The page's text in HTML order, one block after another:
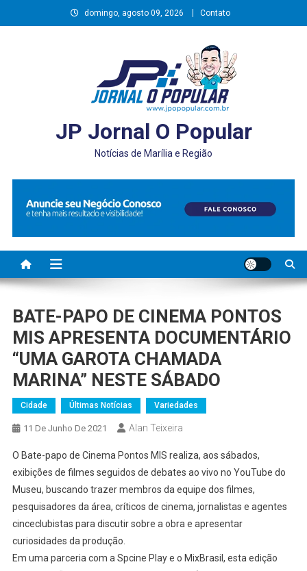
to
domingo, agosto 09, 2026 Contato
JP Jornal O Popular
Notícias de Marília e Região
BATE-PAPO DE CINEMA PONTOS
MIS APRESENTA DOCUMENTÁRIO
“UMA GAROTA CHAMADA
MARINA” NESTE SÁBADO
Cidade Últimas Notícias Variedades
11 De Junho De 2021 Alan Teixeira
O Bate-papo de Cinema Pontos MIS realiza, aos sábados,
exibições de filmes seguidos de debates ao vivo no YouTube do
Museu, buscando trazer membros da equipe dos filmes,
pesquisadores da área, críticos de cinema, jornalistas e agentes
cinceclubistas para discutir sobre a obra e apresentar
curiosidades da produção.
Em uma parceria com a Spcine Play e o MixBrasil, esta edição